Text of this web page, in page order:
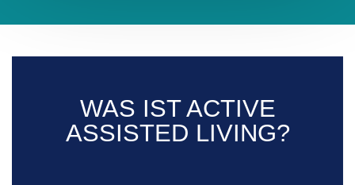
WAS IST ACTIVE
ASSISTED LIVING?